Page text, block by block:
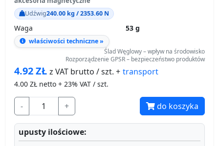
Udźwig240.00 kg / 2353.60 N
Waga 53 g
właściwości techniczne »
Ślad Węglowy – wpływ na środowisko
Rozporządzenie GPSR – bezpieczeństwo produktów
4.92ZŁ z VAT brutto / szt. + transport
4.00 ZŁ netto + 23% VAT / szt.
- + do koszyka
upusty ilościowe: